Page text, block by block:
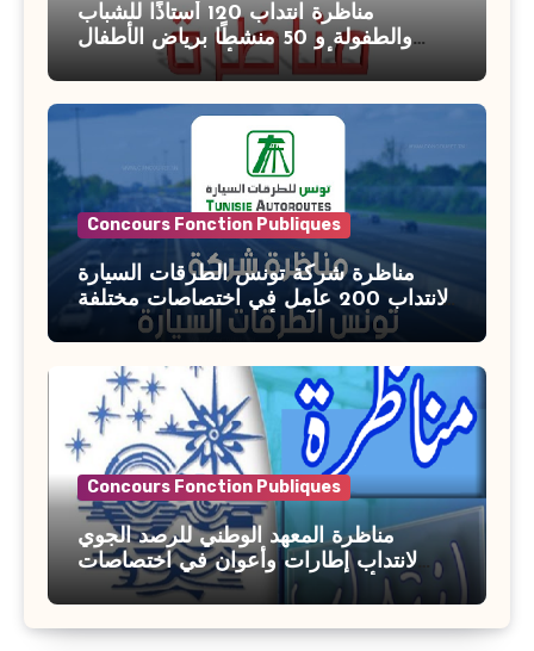
مناظرة انتداب 120 أستاذًا للشباب
والطفولة و 50 منشطًا برياض الأطفال
بوزارة الأسرة والمرأة والطفولة وكبار
السن آخر أجل للتسجيل : 27 جويلية 2026
Concours Fonction Publiques
مناظرة شركة تونس الطرقات السيارة
لانتداب 200 عامل في اختصاصات مختلفة
آخر أجل : 21 جويلية 2026
Concours Fonction Publiques
مناظرة المعهد الوطني للرصد الجوي
لانتداب إطارات وأعوان في اختصاصات
مختلفة : أخر اجل للترشح 27 جويلية 2026